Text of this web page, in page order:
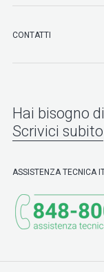
CONTATTI
Hai bisogno
Scrivici subito
ASSISTENZA TECNICA